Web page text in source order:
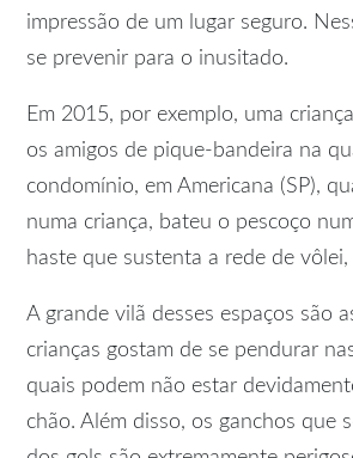
impressão de um lugar seguro.
se prevenir para o inusitado.
Em 2015, por exemplo, uma
os amigos de pique-bandeira na
condomínio, em Americana (SP),
numa criança, bateu o pescoço
haste que sustenta a rede de vôlei,
A grande vilã desses espaços são
crianças gostam de se pendurar
quais podem não estar
chão. Além disso, os ganchos que